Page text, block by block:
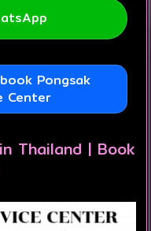
Pongsak
Center
Thailand | Book